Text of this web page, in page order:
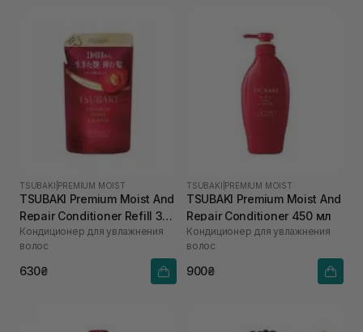
TSUBAKI PREMIUM MOIST
TSUBAKI Premium Moist And
Repair Conditioner Refill 300
мл
Кондиционер для увлажнения
волос
630₴
TSUBAKI PREMIUM MOIST
TSUBAKI Premium Moist And
Repair Conditioner 450 мл
Кондиционер для увлажнения
волос
900₴